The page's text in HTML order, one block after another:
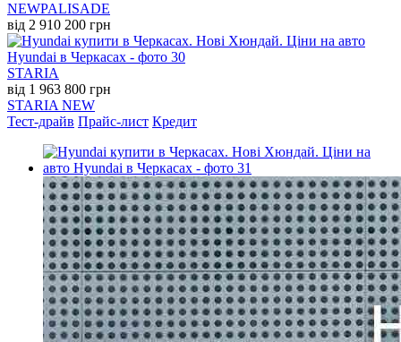
NEWPALISADE
від 2 910 200 грн
STARIA
від 1 963 800 грн
STARIA NEW
Тест-драйв Прайс-лист Кредит